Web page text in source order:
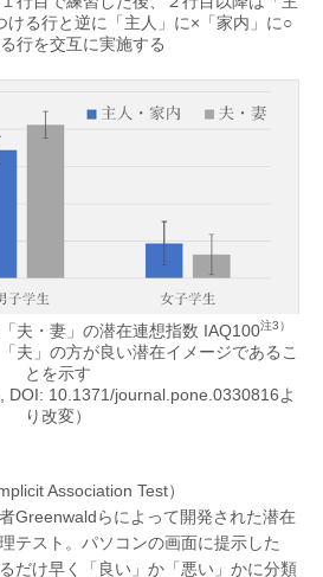
ける行と逆に「主人」に×「家内」に○
行を交互に実施する
夫・妻」の潜在連想指数 IAQ100注3）
夫」の方が良い潜在イメージであるこ
とを示す
DOI: 10.1371/journal.pone.0330816よ
り改変）
Association Test）
Greenwaldらによって開発された潜在
テスト。パソコンの画面に提示した
だけ早く「良い」か「悪い」かに分類